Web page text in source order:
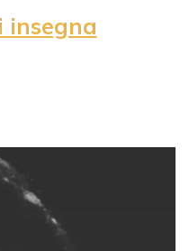
insegna